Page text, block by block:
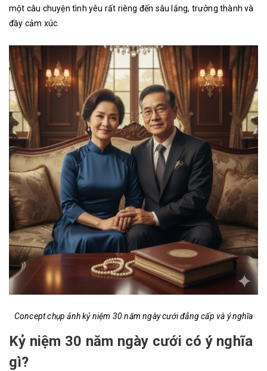
một câu chuyện tình yêu rất riêng đến sâu lắng, trưởng thành và
đầy cảm xúc.
Concept chụp ảnh kỷ niệm 30 năm ngày cưới đẳng cấp và ý nghĩa
Kỷ niệm 30 năm ngày cưới có ý nghĩa
gì?